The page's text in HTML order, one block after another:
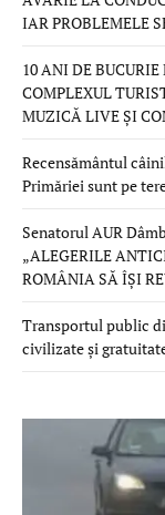
IAR PROBLEMELE
10 ANI DE
COMPLEXUL
MUZICĂ LIVE ȘI
Recensământul
Primăriei sunt pe
Senatorul AUR
„ALEGERILE
ROMÂNIA SĂ ÎȘI
Transportul public
civilizate și